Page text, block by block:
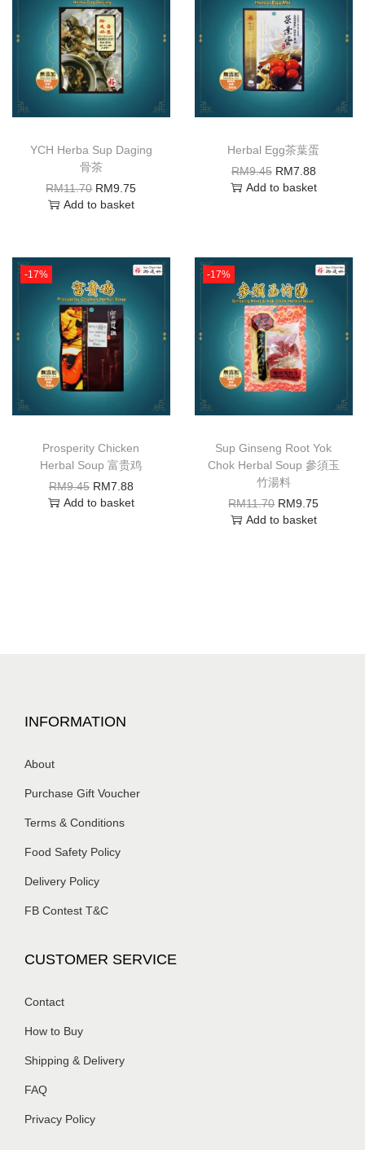
YCH Herba Sup Daging
骨茶
RM11.70 RM9.75
Add to basket
Herbal Egg茶葉蛋
RM9.45 RM7.88
Add to basket
-17%
Prosperity Chicken
Herbal Soup 富贵鸡
RM9.45 RM7.88
Add to basket
-17%
Sup Ginseng Root Yok
Chok Herbal Soup 參須玉
竹湯料
RM11.70 RM9.75
Add to basket
INFORMATION
About
Purchase Gift Voucher
Terms & Conditions
Food Safety Policy
Delivery Policy
FB Contest T&C
CUSTOMER SERVICE
Contact
How to Buy
Shipping & Delivery
FAQ
Privacy Policy